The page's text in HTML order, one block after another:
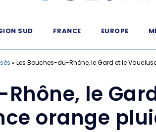
SUD FRANCE EUROPE
» Les Bouches-du-Rhône, le Gard et le
le
orange